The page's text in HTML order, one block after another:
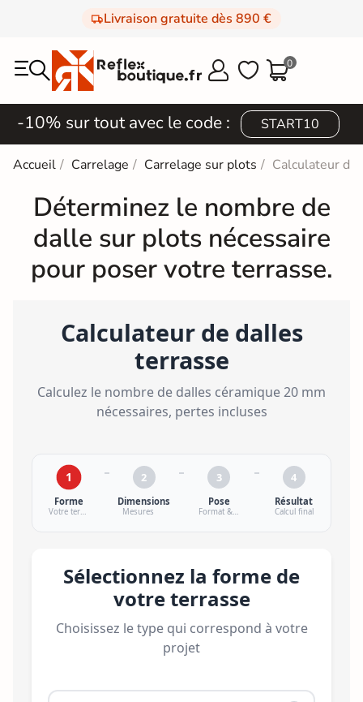
Livraison gratuite dès 890 €
  0
-10% sur tout avec le code : START10
Accueil Carrelage Carrelage sur plots Calculateur
Déterminez le nombre de
dalle sur plots nécessaire
pour poser votre terrasse.
Calculateur de dalles
terrasse
Calculez le nombre de dalles céramique 20 mm
nécessaires, pertes incluses
1
Forme
Votre terrasse
2
Dimensions
Mesures
3
Pose
Format & pose
4
Résultat
Calcul final
Sélectionnez la forme de
votre terrasse
Choisissez le type qui correspond à votre
projet